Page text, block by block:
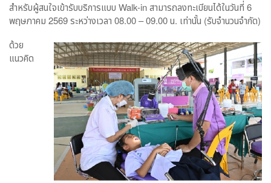
สำหรับผู้สนใจเข้ารับบริการแบบ Walk-in สามารถลงทะเบียนได้ในวันที่ 6
พฤษภาคม 2569 ระหว่างเวลา 08.00 – 09.00 น. เท่านั้น (รับจำนวนจำกัด)
ด้วย
แนวคิด